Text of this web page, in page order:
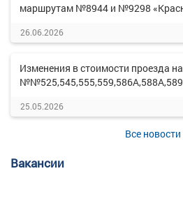
маршрутам №8944 и №9298
26.06.2026
Изменения в стоимости проезда
25.05.2026
Все новости
Вакансии